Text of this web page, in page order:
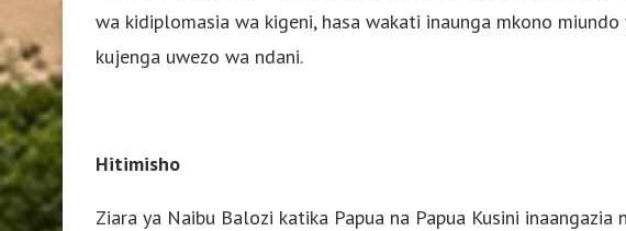
wa kidiplomasia wa kigeni, hasa wakati inaunga mkono
kujenga uwezo wa ndani.
Hitimisho
Ziara ya Naibu Balozi katika Papua na Papua Kusini